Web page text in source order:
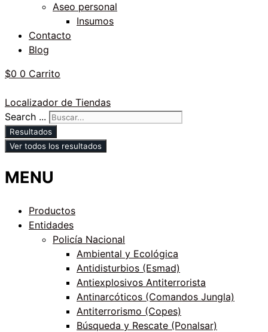
Aseo personal
Insumos
Contacto
Blog
$0 0 Carrito
Localizador de Tiendas
Search ...
Resultados
Ver todos los resultados
MENU
Productos
Entidades
Policía Nacional
Ambiental y Ecológica
Antidisturbios (Esmad)
Antiexplosivos Antiterrorista
Antinarcóticos (Comandos Jungla)
Antiterrorismo (Copes)
Búsqueda y Rescate (Ponalsar)